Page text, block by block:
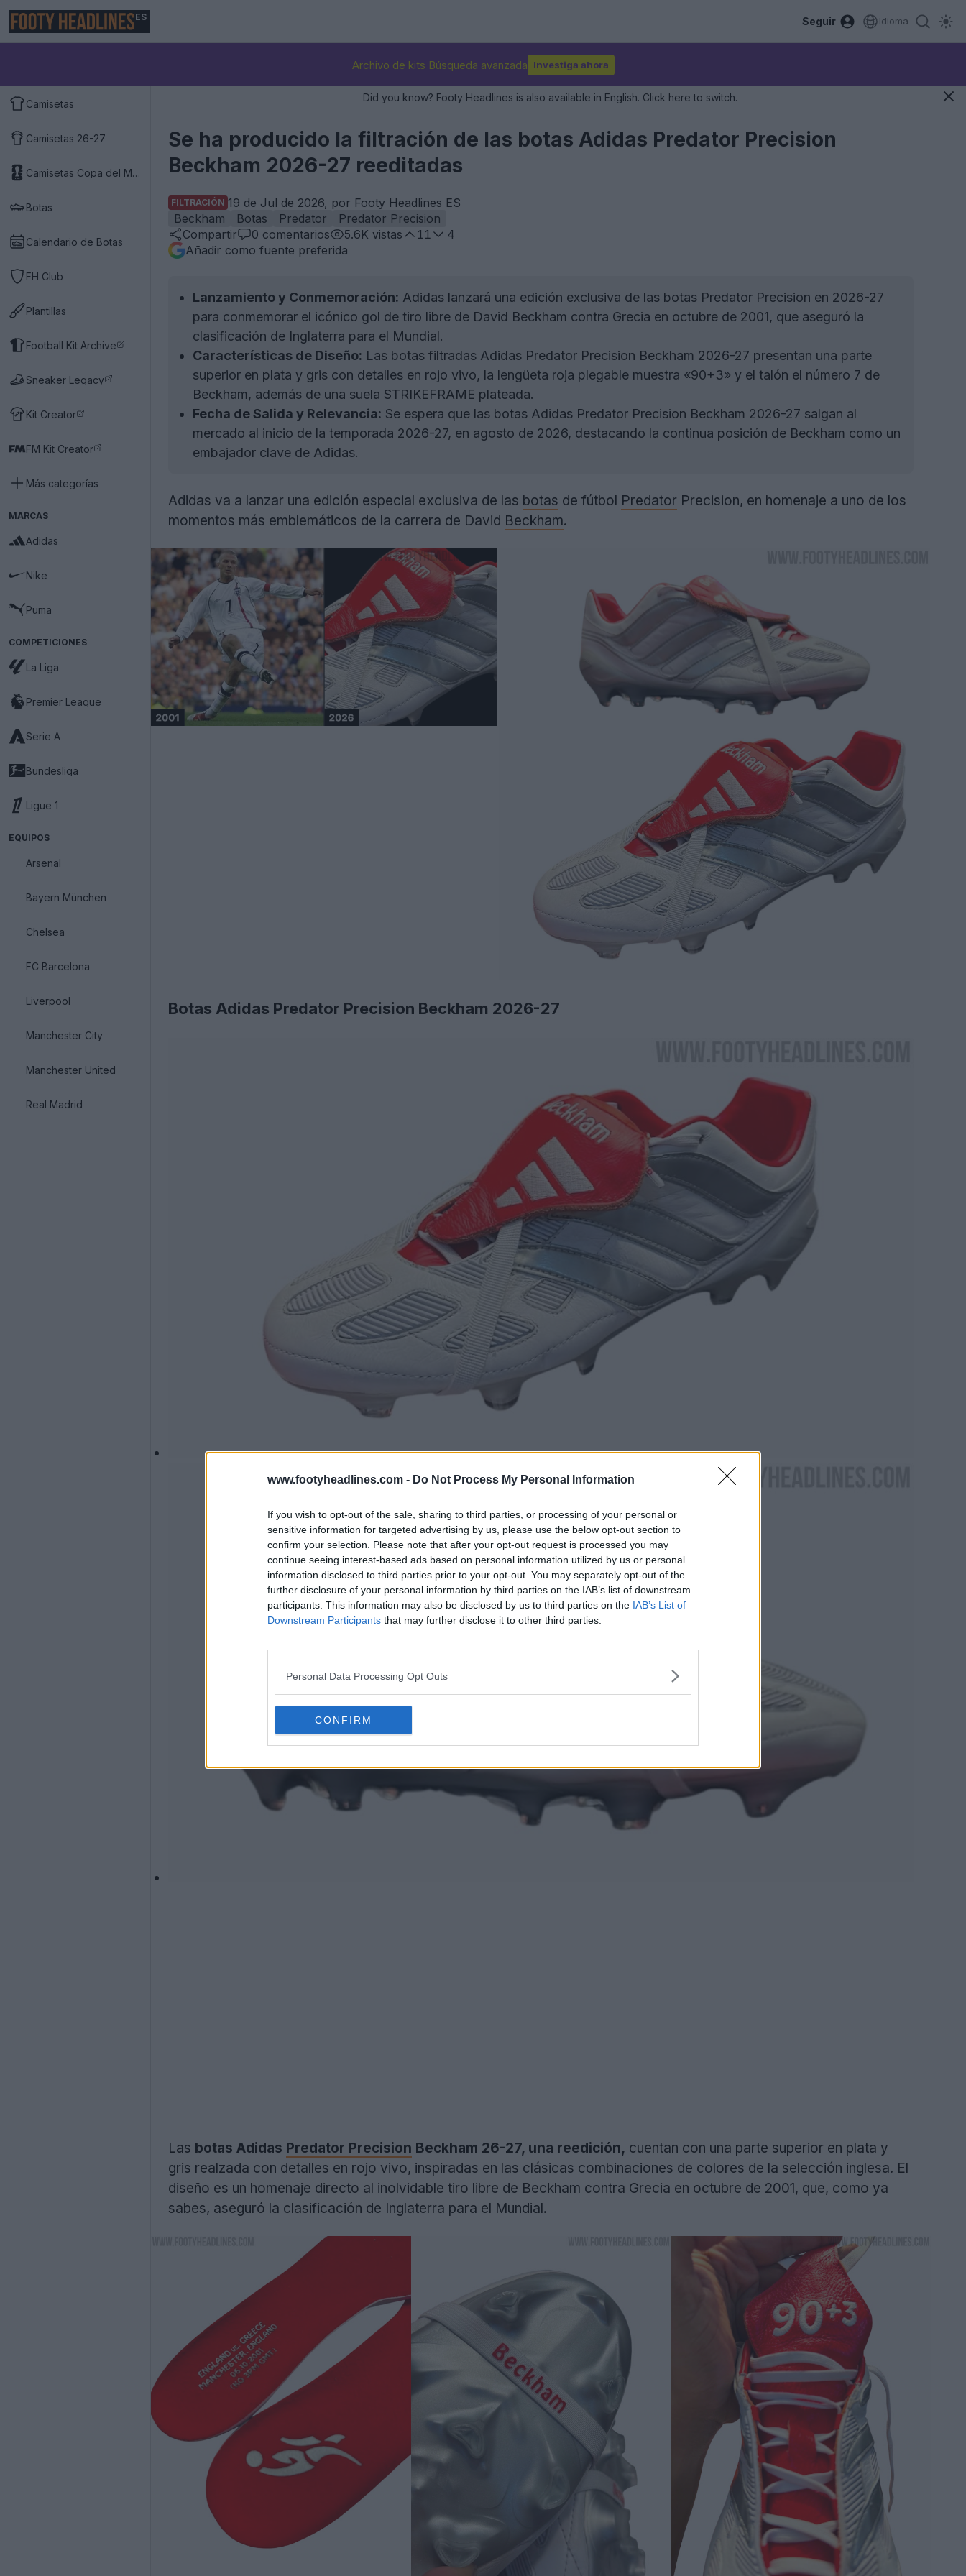
www.footyheadlines.com - Do Not Process My Personal Information
If you wish to opt-out of the sale, sharing to third parties, or processing of your personal or
sensitive information for targeted advertising by us, please use the below opt-out section to
confirm your selection. Please note that after your opt-out request is processed you may
continue seeing interest-based ads based on personal information utilized by us or personal
information disclosed to third parties prior to your opt-out. You may separately opt-out of the
further disclosure of your personal information by third parties on the IAB’s list of downstream
participants. This information may also be disclosed by us to third parties on the IAB’s List of
Downstream Participants that may further disclose it to other third parties.
Personal Data Processing Opt Outs
CONFIRM
ES Seguir Idioma
Archivo de kits Búsqueda avanzada Investiga ahora
Camisetas
Camisetas 26-27
Camisetas Copa del Mundo 2026
Botas
Calendario de Botas
FH Club
Plantillas
Football Kit Archive
Sneaker Legacy
Kit Creator
FM Kit Creator
Más categorías
MARCAS
Adidas
Nike
Puma
COMPETICIONES
La Liga
Premier League
Serie A
Bundesliga
Ligue 1
EQUIPOS
Arsenal
Bayern München
Chelsea
FC Barcelona
Liverpool
Manchester City
Manchester United
Real Madrid
Did you know? Footy Headlines is also available in English. Click here to switch.
Se ha producido la filtración de las botas Adidas Predator Precision
Beckham 2026-27 reeditadas
FILTRACIÓN 19 de Jul de 2026, por Footy Headlines ES
Beckham
Botas Predator
Predator Precision
Compartir
0 comentarios 5.6K vistas 11
4
Añadir como fuente preferida
Lanzamiento y Conmemoración: Adidas lanzará una edición exclusiva de las botas Predator Precision en 2026-27
para conmemorar el icónico gol de tiro libre de David Beckham contra Grecia en octubre de 2001, que aseguró la
clasificación de Inglaterra para el Mundial.
Características de Diseño: Las botas filtradas Adidas Predator Precision Beckham 2026-27 presentan una parte
superior en plata y gris con detalles en rojo vivo, la lengüeta roja plegable muestra «90+3» y el talón el número 7 de
Beckham, además de una suela STRIKEFRAME plateada.
Fecha de Salida y Relevancia: Se espera que las botas Adidas Predator Precision Beckham 2026-27 salgan al
mercado al inicio de la temporada 2026-27, en agosto de 2026, destacando la continua posición de Beckham como un
embajador clave de Adidas.
Adidas va a lanzar una edición especial exclusiva de las botas de fútbol Predator Precision, en homenaje a uno de los
momentos más emblemáticos de la carrera de David Beckham.
Botas Adidas Predator Precision Beckham 2026-27
Las botas Adidas Predator Precision Beckham 26-27, una reedición, cuentan con una parte superior en plata y
gris realzada con detalles en rojo vivo, inspiradas en las clásicas combinaciones de colores de la selección inglesa. El
diseño es un homenaje directo al inolvidable tiro libre de Beckham contra Grecia en octubre de 2001, que, como ya
sabes, aseguró la clasificación de Inglaterra para el Mundial.